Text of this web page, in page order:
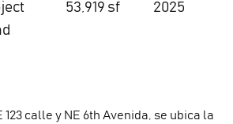
53,919 sf 2025
123 calle y NE 6th Avenida, se ubica la